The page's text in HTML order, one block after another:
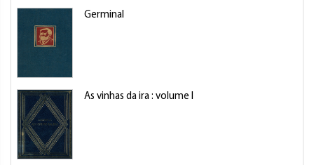
Germinal
As vinhas da ira : volume I